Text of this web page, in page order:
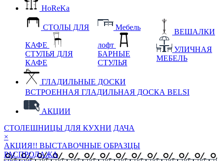
HoReKa
СТОЛЫ ДЛЯ
КАФЕ
СТУЛЬЯ ДЛЯ
КАФЕ
Мебель
лофт
БАРНЫЕ
СТУЛЬЯ
ВЕШАЛКИ
УЛИЧНАЯ
МЕБЕЛЬ
ГЛАДИЛЬНЫЕ ДОСКИ
ВСТРОЕННАЯ ГЛАДИЛЬНАЯ ДОСКА BELSI
АКЦИИ
СТОЛЕШНИЦЫ ДЛЯ КУХНИ ДАЧА
×
АКЦИЯ!! ВЫСТАВОЧНЫЕ ОБРАЗЦЫ
РАСПРОДАЖА